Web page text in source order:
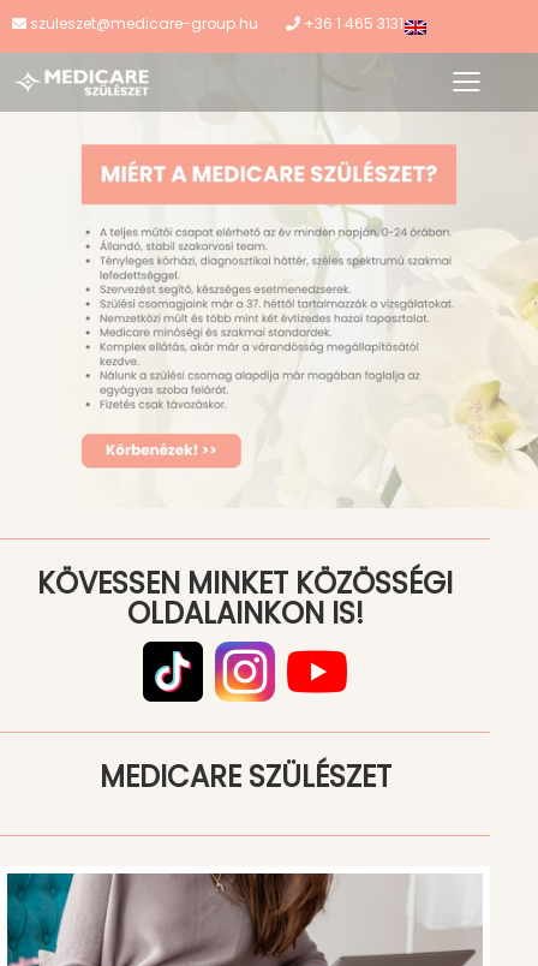
szuleszet@medicare-group.hu +36 1 465 3131
KÖVESSEN MINKET KÖZÖSSÉGI
OLDALAINKON IS!
MEDICARE SZÜLÉSZET